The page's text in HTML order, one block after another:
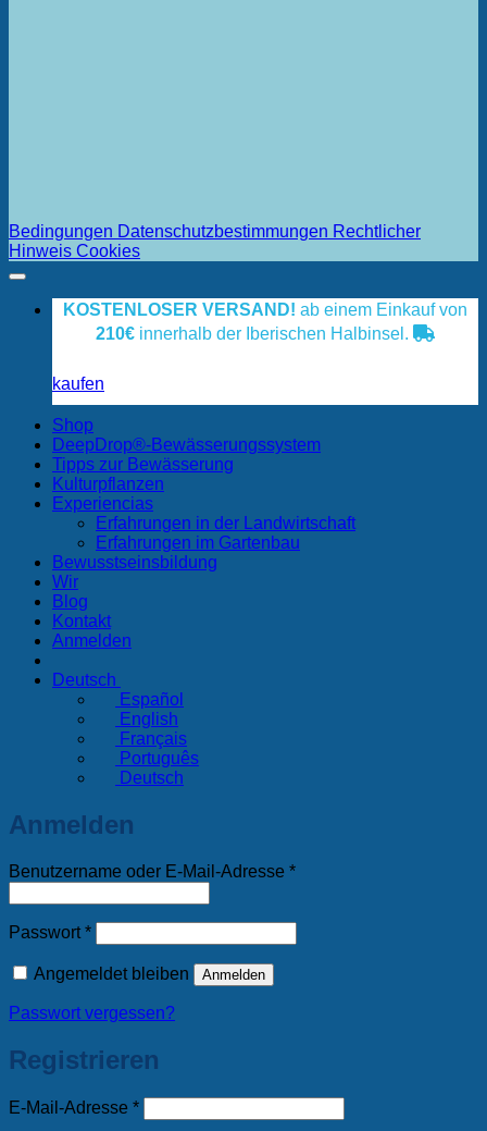
Bedingungen Datenschutzbestimmungen Rechtlicher
Hinweis Cookies
KOSTENLOSER VERSAND! ab einem Einkauf von
210€ innerhalb der Iberischen Halbinsel.
kaufen
Shop
DeepDrop®-Bewässerungssystem
Tipps zur Bewässerung
Kulturpflanzen
Experiencias
Erfahrungen in der Landwirtschaft
Erfahrungen im Gartenbau
Bewusstseinsbildung
Wir
Blog
Kontakt
Anmelden
Deutsch
Español
English
Français
Português
Deutsch
Anmelden
Benutzername oder E-Mail-Adresse *Erforderlich
Passwort*Erforderlich
Angemeldet bleiben Anmelden
Passwort vergessen?
Registrieren
E-Mail-Adresse *Erforderlich